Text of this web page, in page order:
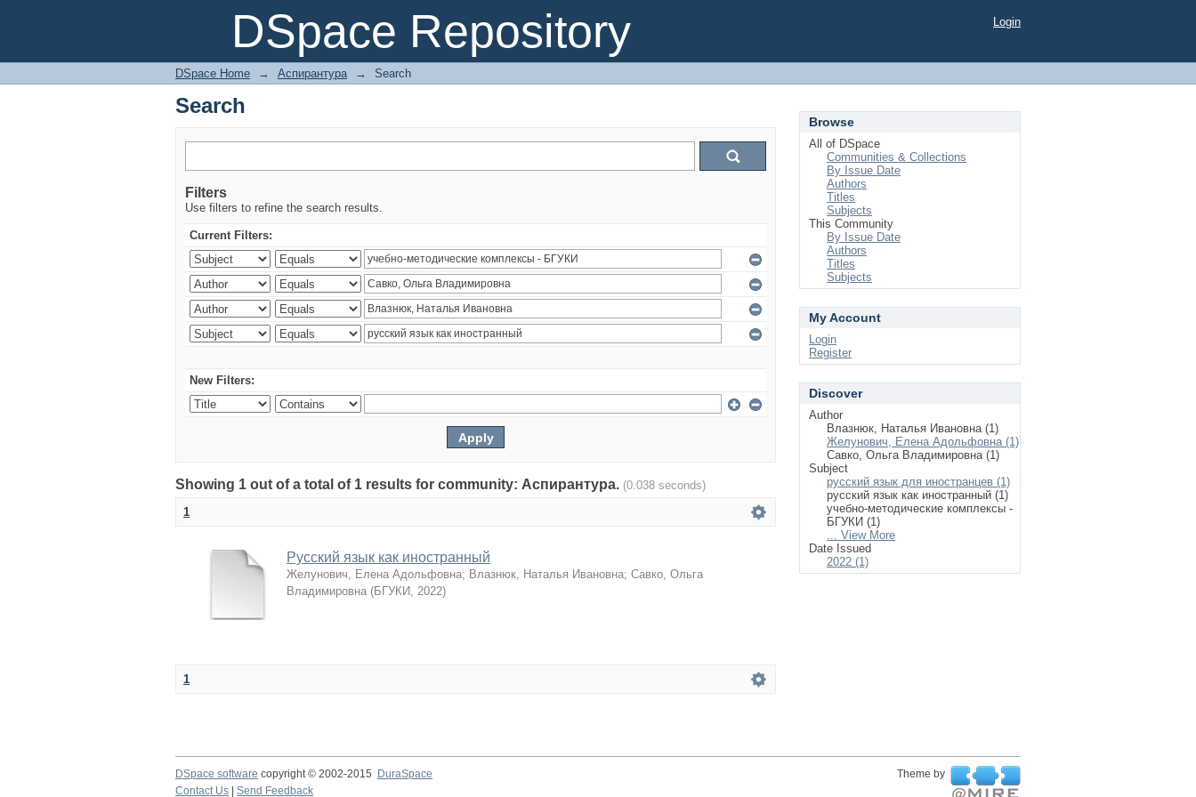
DSpace Repository
Search Login
DSpace Home → Аспирантура → Search
Search
Filters
Use filters to refine the search results.
Current Filters:
New Filters:
Showing 1 out of a total of 1 results for community: Аспирантура. (0.038 seconds)
1
Русский язык как иностранный
Желунович, Елена Адольфовна; Влазнюк, Наталья Ивановна; Савко, Ольга
Владимировна (БГУКИ, 2022)
1
Browse
All of DSpace
Communities & Collections
By Issue Date
Authors
Titles
Subjects
This Community
By Issue Date
Authors
Titles
Subjects
My Account
Login
Register
Discover
Author
Влазнюк, Наталья Ивановна (1)
Желунович, Елена Адольфовна (1)
Савко, Ольга Владимировна (1)
Subject
русский язык для иностранцев (1)
русский язык как иностранный (1)
учебно-методические комплексы -
БГУКИ (1)
... View More
Date Issued
2022 (1)
DSpace software copyright © 2002-2015 DuraSpace
Theme by
Contact Us
Send Feedback